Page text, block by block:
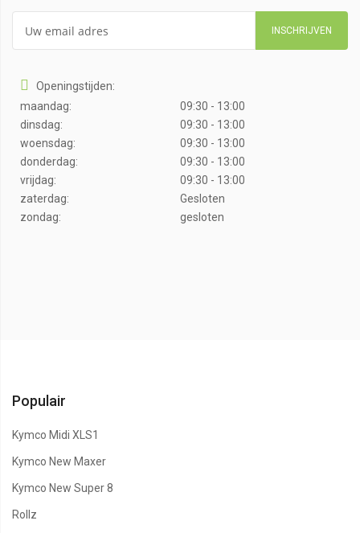
INSCHRIJVEN
Openingstijden:
maandag:
09:30 - 13:00
dinsdag:
09:30 - 13:00
woensdag:
09:30 - 13:00
donderdag:
09:30 - 13:00
vrijdag:
09:30 - 13:00
zaterdag:
Gesloten
zondag:
gesloten
Populair
Kymco Midi XLS1
Kymco New Maxer
Kymco New Super 8
Rollz